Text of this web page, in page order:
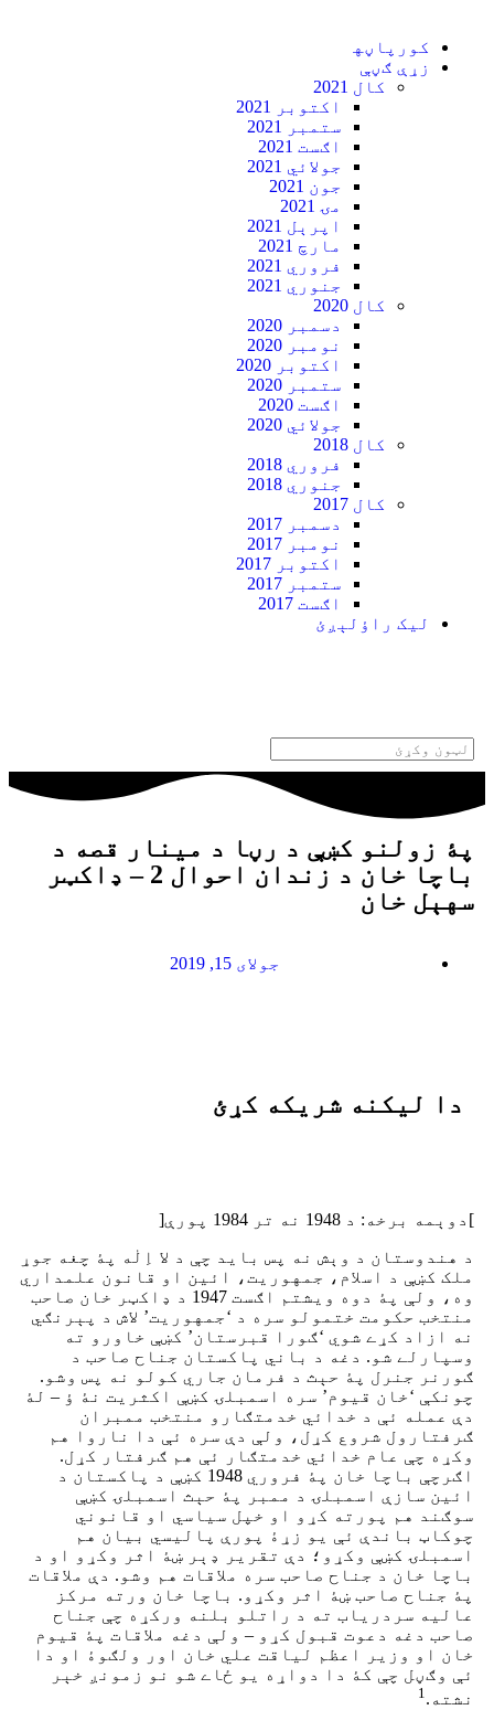
کورپاڼه‍
زړې ګڼې
کال 2021
اکتوبر 2021
ستمبر 2021
اګست 2021
جولائي 2021
جون 2021
مۍ 2021
اپرېل 2021
مارچ 2021
فروري 2021
جنوري 2021
کال 2020
دسمبر 2020
نومبر 2020
اکتوبر 2020
ستمبر 2020
اګست 2020
جولائي 2020
کال 2018
فروري 2018
جنوري 2018
کال 2017
دسمبر 2017
نومبر 2017
اکتوبر 2017
ستمبر 2017
اګست 2017
ليک راؤلېږئ
پۀ زولنو کښې د رڼا د مینار قصه د
باچا خان د زندان احوال 2 – ډاکټر
سهېل خان
جولای 15, 2019
دا ليکنه شريکه کړئ
]دوېمه برخه: د 1948 نه تر 1984 پورې[
د هندوستان د وېش نه پس باید چې د لا اِلٰه پۀ چغه جوړ
ملک کښې د اسلام، جمهوریت، ائین او قانون علمداري
وه، ولې پۀ دوه ویشتم اګست 1947 د ډاکټر خان صاحب
منتخب حکومت ختمولو سره د ‘جمهوریت’ لاش د پېرنګي
نه ازاد کړے شوي ‘ګورا قبرستان’ کښې خاورو ته
وسپارلے شو. دغه د باني پاکستان جناح صاحب د
ګورنر جنرل پۀ حېث د فرمان جاري کولو نه پس وشو.
چونکې ‘خان قیوم’ سره اسمبلۍ کښې اکثریت نۀ ؤ – لۀ
دې عمله ئې د خدائي خدمتګارو منتخب ممبران
ګرفتارول شروع کړل، ولې دې سره ئې دا ناروا هم
وکړه چې عام خدائي خدمتګار ئې هم ګرفتار کړل.
اګرچې باچا خان پۀ فروري 1948 کښې د پاکستان د
ائین سازې اسمبلۍ د ممبر پۀ حېث اسمبلۍ کښې
سوګند هم پورته کړو او خپل سیاسي او قانوني
چوکاټ باندې ئې یو زړۀ پورې پالیسي بیان هم
اسمبلۍ کښې وکړو؛ دې تقریر ډېر ښۀ اثر وکړو او د
باچا خان د جناح صاحب سره ملاقات هم وشو. دې ملاقات
پۀ جناح صاحب ښۀ اثر وکړو. باچا خان ورته مرکز
عالیه سردریاب ته د راتلو بلنه ورکړه چې جناح
صاحب دغه دعوت قبول کړو – ولې دغه ملاقات پۀ قیوم
خان او وزیر اعظم لیاقت علي خان اور ولګوۀ او دا
ئې وګڼل چې کۀ دا دواړه یو ځاے شو نو زمونږ خېر
نشته.1